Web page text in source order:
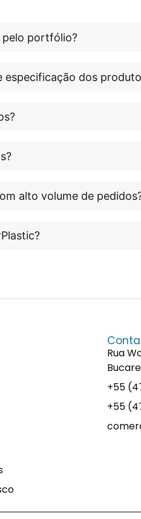
pelo portfólio?
especificação dos
alto volume de
Rua
+55
+55